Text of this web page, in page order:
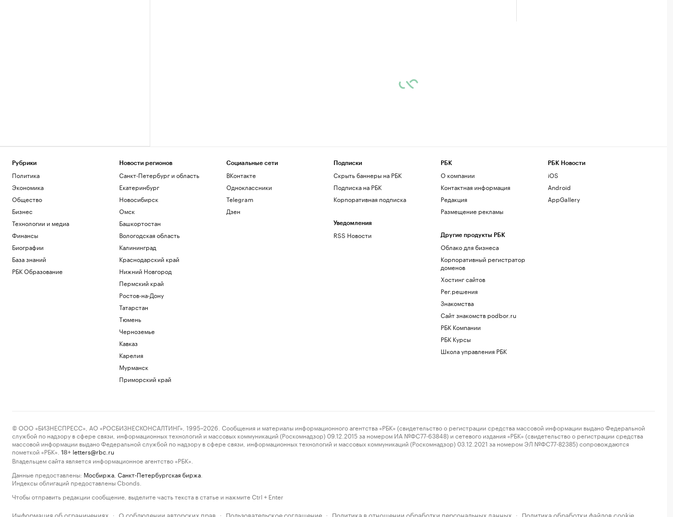
Рубрики
Политика
Экономика
Общество
Бизнес
Технологии и медиа
Финансы
Биографии
База знаний
РБК Образование
Новости регионов
Санкт-Петербург и область
Екатеринбург
Новосибирск
Омск
Башкортостан
Вологодская область
Калининград
Краснодарский край
Нижний Новгород
Пермский край
Ростов-на-Дону
Татарстан
Тюмень
Черноземье
Кавказ
Карелия
Мурманск
Приморский край
Социальные сети
ВКонтакте
Одноклассники
Telegram
Дзен
Подписки
Скрыть баннеры на РБК
Подписка на РБК
Корпоративная подписка
Уведомления
RSS Новости
РБК
О компании
Контактная информация
Редакция
Размещение рекламы
Другие продукты РБК
Облако для бизнеса
Корпоративный регистратор
доменов
Хостинг сайтов
Рег.решения
Знакомства
Сайт знакомств podbor.ru
РБК Компании
РБК Курсы
Школа управления РБК
РБК Новости
iOS
Android
AppGallery
© ООО «БИЗНЕСПРЕСС», АО «РОСБИЗНЕСКОНСАЛТИНГ», 1995–2026. Сообщения и материалы информационного агентства «РБК» (свидетельство о регистрации средства массовой информации выдано Федеральной
службой по надзору в сфере связи, информационных технологий и массовых коммуникаций (Роскомнадзор) 09.12.2015 за номером ИА №ФС77-63848) и сетевого издания «РБК» (свидетельство о регистрации средства
массовой информации выдано Федеральной службой по надзору в сфере связи, информационных технологий и массовых коммуникаций (Роскомнадзор) 03.12.2021 за номером ЭЛ №ФС77-82385) сопровождаются
пометкой «РБК».
18+ letters@rbc.ru
Владельцем сайта является информационное агентство «РБК».
Данные предоставлены: Мосбиржа Санкт-Петербургская биржа
Индексы облигаций предоставлены Cbonds.
Чтобы отправить редакции сообщение, выделите часть текста в статье и нажмите Ctrl + Enter
Информация об ограничениях · О соблюдении авторских прав · Пользовательское соглашение · Политика в отношении обработки персональных данных · Политика обработки файлов cookie